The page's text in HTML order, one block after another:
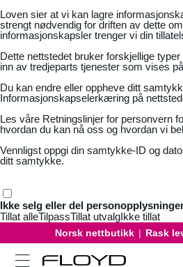
Loven sier at vi kan lagre
strengt nødvendig for driften av dette
informasjonskapsler trenger vi din
Dette nettstedet bruker forskjellige
inn av tredjeparts tjenester som vises
Du kan endre eller oppheve ditt
Informasjonskapselerkæring på
Les våre Retningslinjer for personvern
hvordan du kan nå oss og hvordan vi
Vennligst oppgi din samtykke-ID og
ditt samtykke.
Ikke selg eller del
Tillat alleTilpassTillat utvalgIkke tillat
Norsk nettbutikk | Rask